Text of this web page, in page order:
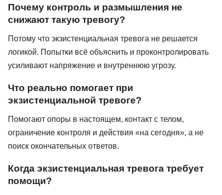
Почему контроль и размышления не
снижают такую тревогу?
Потому что экзистенциальная тревога не решается
логикой. Попытки всё объяснить и проконтролировать
усиливают напряжение и внутреннюю угрозу.
Что реально помогает при
экзистенциальной тревоге?
Помогают опоры в настоящем, контакт с телом,
ограничение контроля и действия «на сегодня», а не
поиск окончательных ответов.
Когда экзистенциальная тревога требует
помощи?